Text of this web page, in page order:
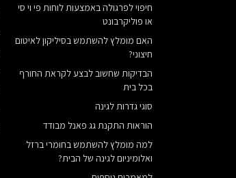
חיפוי לפרגולה באמצעות לוחות פי וי סי
או פוליקרבונט
האם מומלץ להשתמש בסיליקון לאיטום
חיצוני?
הבדיקות שחשוב לבצע לקראת החורף
בכל בית
סוגי גדרות לגינה
הוראות התקנת גג פאנל מבודד
למה מומלץ להשתמש בחומרי ברזל
ואלומיניום לגינה של הבית?